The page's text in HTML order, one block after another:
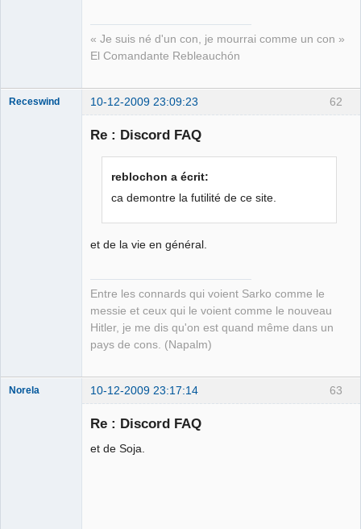
« Je suis né d'un con, je mourrai comme un con »
El Comandante Rebleauchón
62
Receswind 10-12-2009 23:09:23
Re : Discord FAQ
reblochon a écrit:
ca demontre la futilité de ce site.
et de la vie en général.
Entre les connards qui voient Sarko comme le
messie et ceux qui le voient comme le nouveau
Hitler, je me dis qu'on est quand même dans un
pays de cons. (Napalm)
63
Norela 10-12-2009 23:17:14
Re : Discord FAQ
et de Soja.